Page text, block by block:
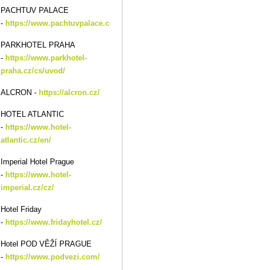
PACHTUV PALACE
- https://www.pachtuvpalace.com/
PARKHOTEL PRAHA
- https://www.parkhotel-
praha.cz/cs/uvod/
ALCRON - https://alcron.cz/
HOTEL ATLANTIC
- https://www.hotel-
atlantic.cz/en/
Imperial Hotel Prague
- https://www.hotel-
imperial.cz/cz/
Hotel Friday
- https://www.fridayhotel.cz/
Hotel POD VĚŽÍ PRAGUE
- https://www.podvezi.com/